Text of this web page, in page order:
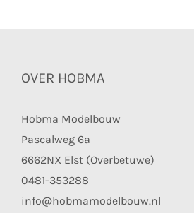
OVER HOBMA
Hobma Modelbouw
Pascalweg 6a
6662NX Elst (Overbetuwe)
0481-353288
info@hobmamodelbouw.nl